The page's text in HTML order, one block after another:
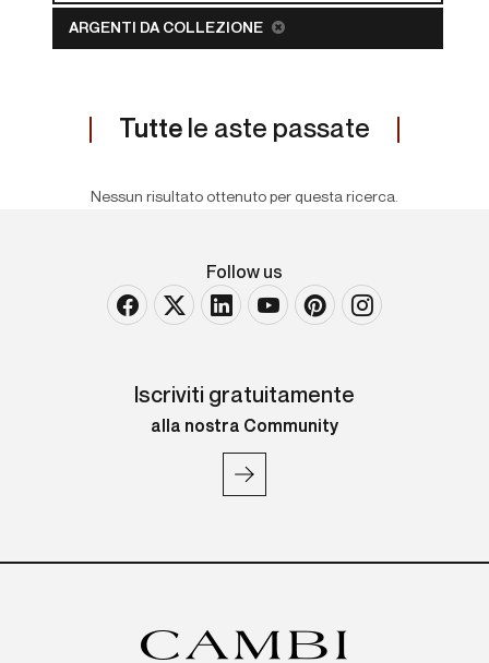
ARGENTI DA COLLEZIONE
Tutte le aste passate
Nessun risultato ottenuto per questa ricerca.
Follow us
Iscriviti gratuitamente
alla nostra Community